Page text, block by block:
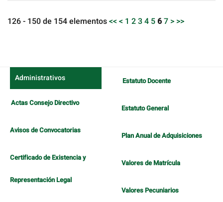
126 - 150 de 154 elementos<< < 1 234 5 67 > >>
Administrativos
Actas Consejo Directivo
Avisos de Convocatorias
Certificado de Existencia y
Representación Legal
Estatuto Docente
Estatuto General
Plan Anual de Adquisiciones
Valores de Matrícula
Valores Pecuniarios